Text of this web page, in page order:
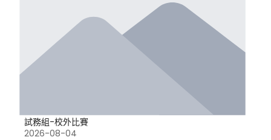
試務組-校外比賽
2026-08-04